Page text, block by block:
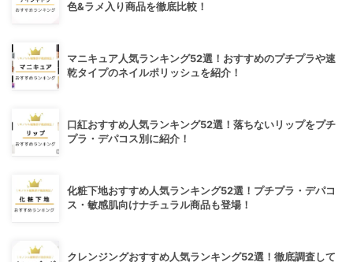
色&ラメ入り商品を徹底比較！
マニキュア人気ランキング52選！おすすめのプチプラや速
乾タイプのネイルポリッシュを紹介！
口紅おすすめ人気ランキング52選！落ちないリップをプチ
プラ・デパコス別に紹介！
化粧下地おすすめ人気ランキング52選！プチプラ・デパコ
ス・敏感肌向けナチュラル商品も登場！
クレンジングおすすめ人気ランキング52選！徹底調査して